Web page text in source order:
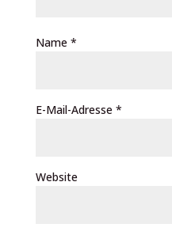
Name *
E-Mail-Adresse *
Website